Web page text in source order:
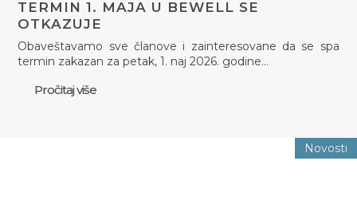
TERMIN 1. MAJA U BEWELL SE
OTKAZUJE
Obaveštavamo sve članove i zainteresovane da se spa
termin zakazan za petak, 1. naj 2026. godine…
Pročitaj više
Novosti